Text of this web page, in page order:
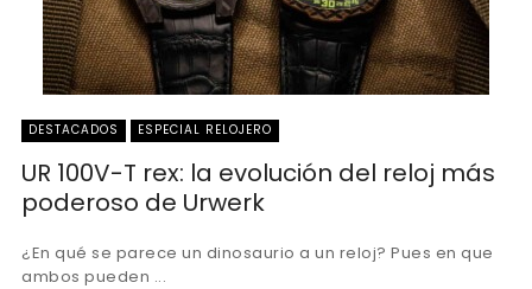
DESTACADOS ESPECIAL RELOJERO
UR 100V-T rex: la evolución del reloj más
poderoso de Urwerk
¿En qué se parece un dinosaurio a un reloj? Pues en que
ambos pueden ...